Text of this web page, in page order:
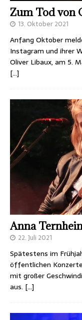
Zum Tod von
13. Oktober 2021
Anfang Oktober
Instagram und ihrer
Oliver Libaux, am 5.
[…]
Anna
22. Juli 2021
Spätestens im
öffentlichen
mit großer
aus. […]